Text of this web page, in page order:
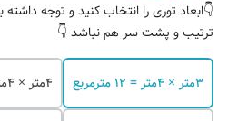
👇ابعاد توری را انتخاب کنید و توجه
ترتیب و پشت سر هم نباشد 👇
۳متر × 4متر = 12 مترمربع ۴متر × 4متر = 16 مترمربع